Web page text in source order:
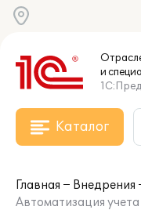
и
Каталог
Главная
Внедрения
Автоматизация